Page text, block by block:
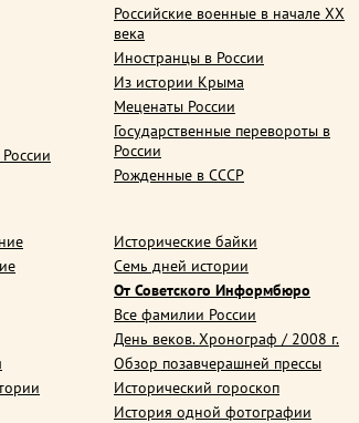
Российские военные в начале ХХ
века
Иностранцы в России
Из истории Крыма
Меценаты России
Государственные перевороты в
России
Рожденные в СССР
Исторические байки
Семь дней истории
От Советского Информбюро
Все фамилии России
День веков. Хронограф / 2008 г.
Обзор позавчерашней прессы
Исторический гороскоп
История одной фотографии